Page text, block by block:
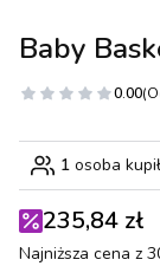
Baby
0.00
1 osoba
235,84 zł
Najniższa cena z